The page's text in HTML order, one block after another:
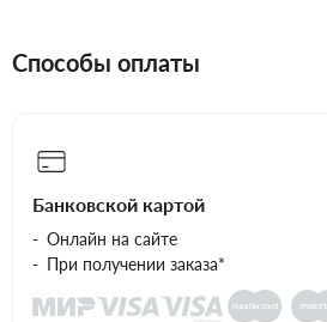
Способы оплаты
Банковской картой
Онлайн на сайте
При получении заказа*